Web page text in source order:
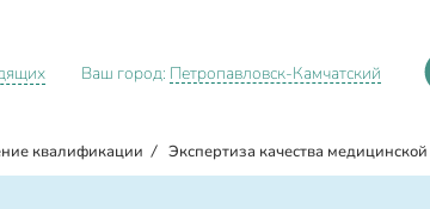
Ваш город: Петропавловск-Камчатский
квалификации / Экспертиза качества